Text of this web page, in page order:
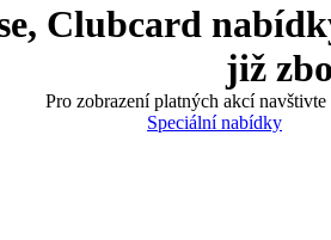
Clubcard
již
Pro zobrazení platných akcí
Speciální nabídky